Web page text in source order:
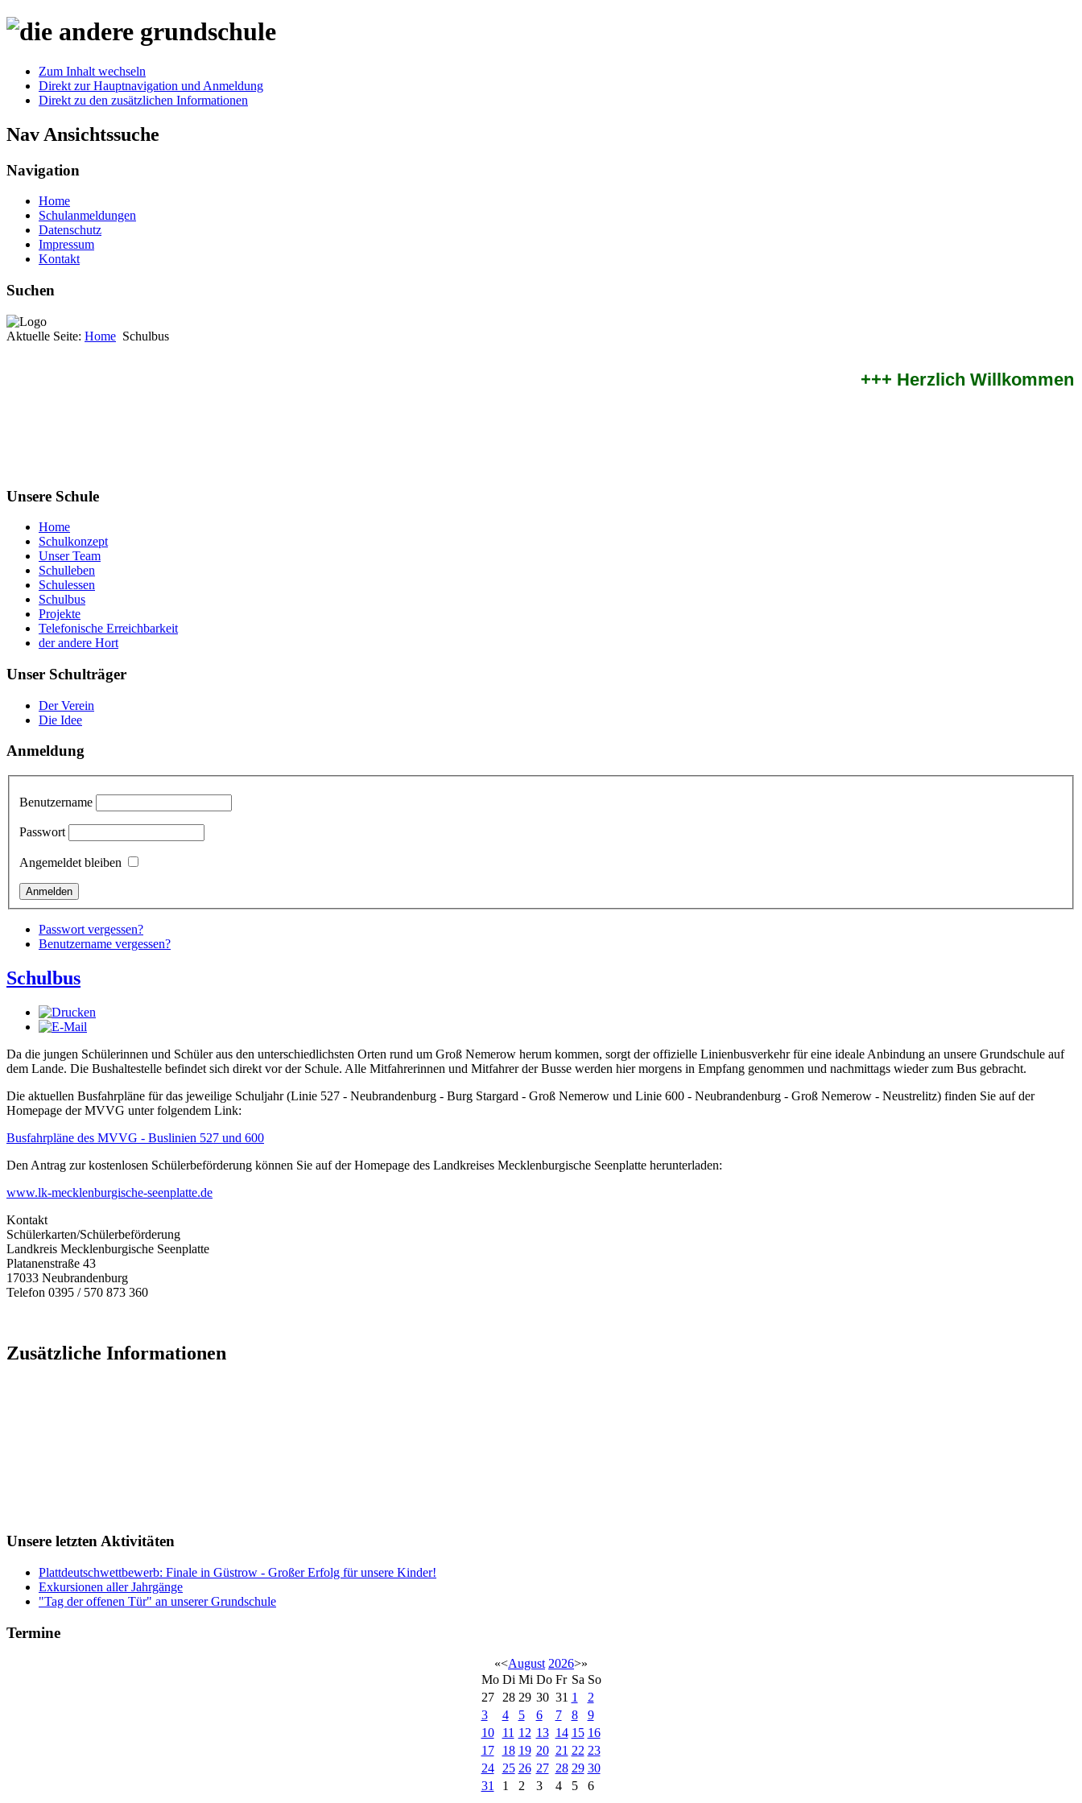
Zum Inhalt wechseln
Direkt zur Hauptnavigation und Anmeldung
Direkt zu den zusätzlichen Informationen
Nav Ansichtssuche
Navigation
Home
Schulanmeldungen
Datenschutz
Impressum
Kontakt
Suchen
Aktuelle Seite: Home Schulbus
+++ Herzlich Willkommen
Unsere Schule
Home
Schulkonzept
Unser Team
Schulleben
Schulessen
Schulbus
Projekte
Telefonische Erreichbarkeit
der andere Hort
Unser Schulträger
Der Verein
Die Idee
Anmeldung
Benutzername
Passwort
Angemeldet bleiben
Passwort vergessen?
Benutzername vergessen?
Schulbus
Da die jungen Schülerinnen und Schüler aus den unterschiedlichsten Orten rund um Groß Nemerow herum kommen, sorgt der offizielle Linienbusverkehr für eine ideale Anbindung an unsere Grundschule auf
dem Lande. Die Bushaltestelle befindet sich direkt vor der Schule. Alle Mitfahrerinnen und Mitfahrer der Busse werden hier morgens in Empfang genommen und nachmittags wieder zum Bus gebracht.
Die aktuellen Busfahrpläne für das jeweilige Schuljahr (Linie 527 - Neubrandenburg - Burg Stargard - Groß Nemerow und Linie 600 - Neubrandenburg - Groß Nemerow - Neustrelitz) finden Sie auf der
Homepage der MVVG unter folgendem Link:
Busfahrpläne des MVVG - Buslinien 527 und 600
Den Antrag zur kostenlosen Schülerbeförderung können Sie auf der Homepage des Landkreises Mecklenburgische Seenplatte herunterladen:
www.lk-mecklenburgische-seenplatte.de
Kontakt
Schülerkarten/Schülerbeförderung
Landkreis Mecklenburgische Seenplatte
Platanenstraße 43
17033 Neubrandenburg
Telefon 0395 / 570 873 360
Zusätzliche Informationen
Unsere letzten Aktivitäten
Plattdeutschwettbewerb: Finale in Güstrow - Großer Erfolg für unsere Kinder!
Exkursionen aller Jahrgänge
"Tag der offenen Tür" an unserer Grundschule
Termine
«<August 2026>»
Mo Di Mi Do Fr Sa So
27
28 29 30 31 1
2
3
4 5 6 7 8
9
10
11 12 13 14 15 16
17
18 19 20 21 22 23
24
25 26 27 28 29 30
31
1 2 3 4 5 6